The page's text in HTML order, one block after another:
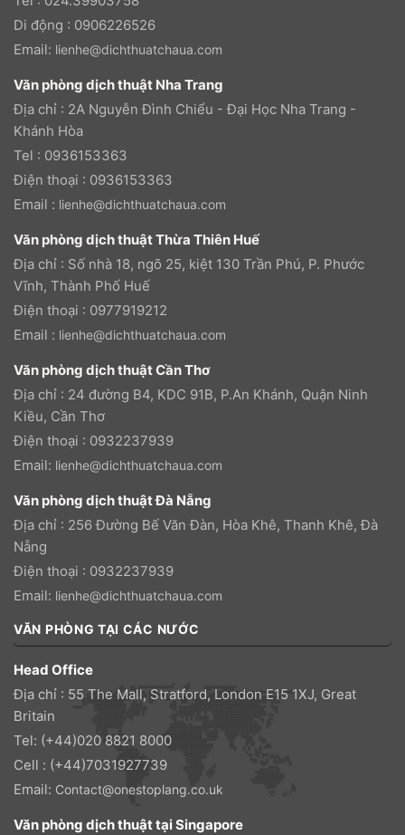
Di động : 0906226526
Email: lienhe@dichthuatchaua.com
Văn phòng dịch thuật Nha Trang
Địa chỉ : 2A Nguyễn Đình Chiểu - Đại Học Nha Trang -
Khánh Hòa
Tel : 0936153363
Điện thoại : 0936153363
Email : lienhe@dichthuatchaua.com
Văn phòng dịch thuật Thừa Thiên Huế
Địa chỉ : Số nhà 18, ngõ 25, kiệt 130 Trần Phú, P. Phước
Vĩnh, Thành Phố Huế
Điện thoại : 0977919212
Email : lienhe@dichthuatchaua.com
Văn phòng dịch thuật Cần Thơ
Địa chỉ : 24 đường B4, KDC 91B, P.An Khánh, Quận Ninh
Kiều, Cần Thơ
Điện thoại : 0932237939
Email: lienhe@dichthuatchaua.com
Văn phòng dịch thuật Đà Nẵng
Địa chỉ : 256 Đường Bế Văn Đàn, Hòa Khê, Thanh Khê, Đà
Nẵng
Điện thoại : 0932237939
Email: lienhe@dichthuatchaua.com
VĂN PHÒNG TẠI CÁC NƯỚC
Head Office
Địa chỉ : 55 The Mall, Stratford, London E15 1XJ, Great
Britain
Tel: (+44)020 8821 8000
Cell : (+44)7031927739
Email: Contact@onestoplang.co.uk
Văn phòng dịch thuật tại Singapore